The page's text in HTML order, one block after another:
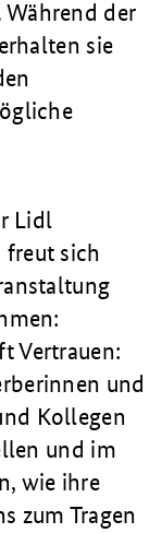
Während der
sie
Lidl
freut sich
Vertrauen:
und
Kollegen
und im
wie ihre
zum Tragen